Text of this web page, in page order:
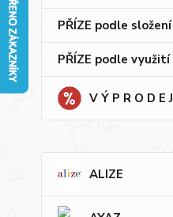
PŘÍZE podle složení
PŘÍZE podle využití
V Ý P R O D E J
ALIZE